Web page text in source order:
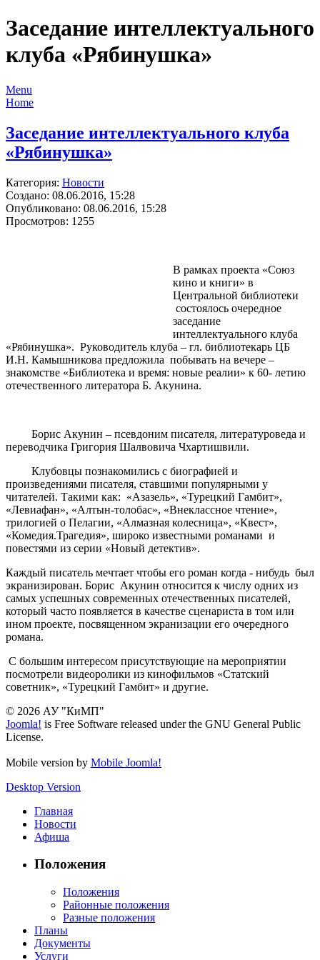
Заседание интеллектуального
клуба «Рябинушка»
Menu
Home
Заседание интеллектуального клуба
«Рябинушка»
Категория: Новости
Создано: 08.06.2016, 15:28
Опубликовано: 08.06.2016, 15:28
Просмотров: 1255
В рамках проекта «Союз
кино и книги» в
Центральной библиотеки
состоялось очередное
заседание
интеллектуального клуба
«Рябинушка». Руководитель клуба – гл. библиотекарь ЦБ
И.Н. Камышникова предложила побывать на вечере –
знакомстве «Библиотека и время: новые реалии» к 60- летию
отечественного литератора Б. Акунина.
Борис Акунин – псевдоним писателя, литературоведа и
переводчика Григория Шалвовича Чхартишвили.
Клубовцы познакомились с биографией и
произведениями писателя, ставшими популярными у
читателей. Такими как: «Азазель», «Турецкий Гамбит»,
«Левиафан», «Алтын-толобас», «Внеклассное чтение»,
трилогией о Пелагии, «Алмазная колесница», «Квест»,
«Комедия.Трагедия», широко известными романами и
повестями из серии «Новый детектив».
Каждый писатель мечтает чтобы его роман когда - нибудь был
экранизирован. Борис Акунин относится к числу одних из
самых успешных современных отечественных писателей,
который часто появляется в качестве сценариста в том или
ином проекте, посвященном экранизации его очередного
романа.
С большим интересом присутствующие на мероприятии
посмотрели видеоролики из кинофильмов «Статский
советник», «Турецкий Гамбит» и другие.
© 2026 АУ "КиМП"
Joomla! is Free Software released under the GNU General Public
License.
Mobile version by Mobile Joomla!
Desktop Version
Главная
Новости
Афиша
Положения
Положения
Районные положения
Разные положения
Планы
Документы
Услуги